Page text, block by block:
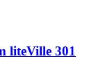
liteVille 301